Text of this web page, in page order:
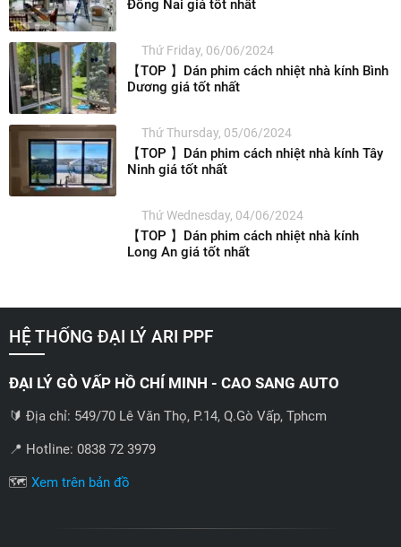
Đồng Nai giá tốt nhất
Thứ Friday, 06/06/2024
【TOP 】Dán phim cách nhiệt nhà kính Bình
Dương giá tốt nhất
Thứ Thursday, 05/06/2024
【TOP 】Dán phim cách nhiệt nhà kính Tây
Ninh giá tốt nhất
Thứ Wednesday, 04/06/2024
【TOP 】Dán phim cách nhiệt nhà kính
Long An giá tốt nhất
HỆ THỐNG ĐẠI LÝ ARI PPF
ĐẠI LÝ GÒ VẤP HỒ CHÍ MINH - CAO SANG AUTO
🔰 Địa chỉ: 549/70 Lê Văn Thọ, P.14, Q.Gò Vấp, Tphcm
📍 Hotline: 0838 72 3979
🗺️ Xem trên bản đồ